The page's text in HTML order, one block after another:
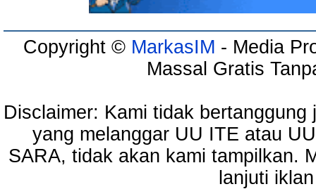
Copyright © MarkasIM - Media
Massal Gratis
Disclaimer: Kami tidak
yang melanggar UU ITE atau
SARA, tidak akan kami tampilkan.
lanjuti